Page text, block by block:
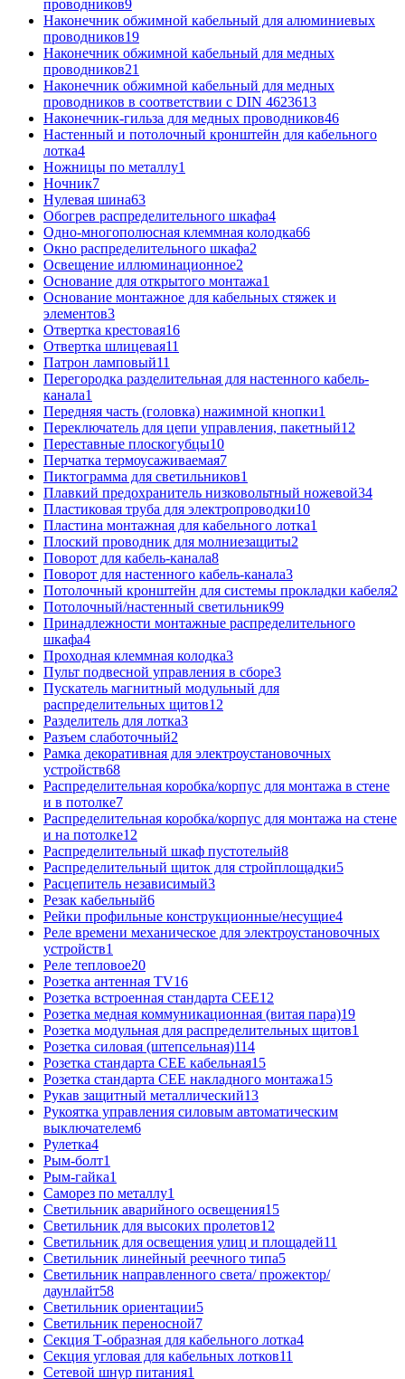
проводников9
Наконечник обжимной кабельный для алюминиевых
проводников19
Наконечник обжимной кабельный для медных
проводников21
Наконечник обжимной кабельный для медных
проводников в соответствии с DIN 4623613
Наконечник-гильза для медных проводников46
Настенный и потолочный кронштейн для кабельного
лотка4
Ножницы по металлу1
Ночник7
Нулевая шина63
Обогрев распределительного шкафа4
Одно-многополюсная клеммная колодка66
Окно распределительного шкафа2
Освещение иллюминационное2
Основание для открытого монтажа1
Основание монтажное для кабельных стяжек и
элементов3
Отвертка крестовая16
Отвертка шлицевая11
Патрон ламповый11
Перегородка разделительная для настенного кабель-
канала1
Передняя часть (головка) нажимной кнопки1
Переключатель для цепи управления, пакетный12
Переставные плоскогубцы10
Перчатка термоусаживаемая7
Пиктограмма для светильников1
Плавкий предохранитель низковольтный ножевой34
Пластиковая труба для электропроводки10
Пластина монтажная для кабельного лотка1
Плоский проводник для молниезащиты2
Поворот для кабель-канала8
Поворот для настенного кабель-канала3
Потолочный кронштейн для системы прокладки кабеля2
Потолочный/настенный светильник99
Принадлежности монтажные распределительного
шкафа4
Проходная клеммная колодка3
Пульт подвесной управления в сборе3
Пускатель магнитный модульный для
распределительных щитов12
Разделитель для лотка3
Разъем слаботочный2
Рамка декоративная для электроустановочных
устройств68
Распределительная коробка/корпус для монтажа в стене
и в потолке7
Распределительная коробка/корпус для монтажа на стене
и на потолке12
Распределительный шкаф пустотелый8
Распределительный щиток для стройплощадки5
Расцепитель независимый3
Резак кабельный6
Рейки профильные конструкционные/несущие4
Реле времени механическое для электроустановочных
устройств1
Реле тепловое20
Розетка антенная TV16
Розетка встроенная стандарта CEE12
Розетка медная коммуникационная (витая пара)19
Розетка модульная для распределительных щитов1
Розетка силовая (штепсельная)114
Розетка стандарта СЕЕ кабельная15
Розетка стандарта СЕЕ накладного монтажа15
Рукав защитный металлический13
Рукоятка управления силовым автоматическим
выключателем6
Рулетка4
Рым-болт1
Рым-гайка1
Саморез по металлу1
Светильник аварийного освещения15
Светильник для высоких пролетов12
Светильник для освещения улиц и площадей11
Светильник линейный реечного типа5
Светильник направленного света/ прожектор/
даунлайт58
Светильник ориентации5
Светильник переносной7
Секция Т-образная для кабельного лотка4
Секция угловая для кабельных лотков11
Сетевой шнур питания1